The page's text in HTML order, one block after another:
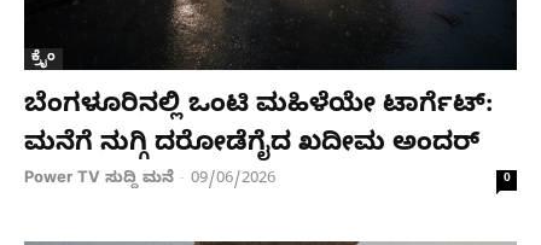
ಕ್ರೈಂ
ಬೆಂಗಳೂರಿನಲ್ಲಿ ಒಂಟಿ ಮಹಿಳೆಯೇ ಟಾರ್ಗೆಟ್:
ಮನೆಗೆ ನುಗ್ಗಿ ದರೋಡೆಗೈದ ಖದೀಮ ಅಂದರ್
Power TV ಸುದ್ದಿ ಮನೆ - 09/06/2026 0